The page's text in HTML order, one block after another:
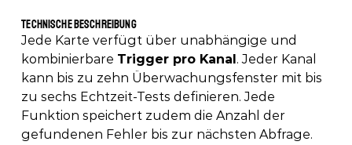
Technische Beschreibung
Jede Karte verfügt über unabhängige und
kombinierbare Trigger pro Kanal. Jeder Kanal
kann bis zu zehn Überwachungsfenster mit bis
zu sechs Echtzeit-Tests definieren. Jede
Funktion speichert zudem die Anzahl der
gefundenen Fehler bis zur nächsten Abfrage.